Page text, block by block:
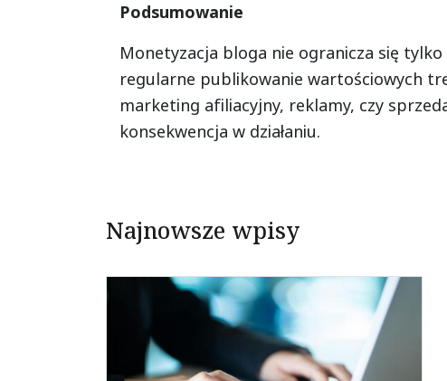
Podsumowanie
Monetyzacja bloga nie ogranicza się
regularne publikowanie wartościowych
marketing afiliacyjny, reklamy, czy
konsekwencja w działaniu.
Najnowsze wpisy